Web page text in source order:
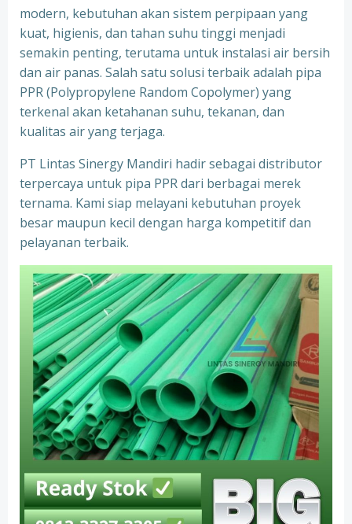
modern, kebutuhan akan sistem perpipaan yang
kuat, higienis, dan tahan suhu tinggi menjadi
semakin penting, terutama untuk instalasi air bersih
dan air panas. Salah satu solusi terbaik adalah pipa
PPR (Polypropylene Random Copolymer) yang
terkenal akan ketahanan suhu, tekanan, dan
kualitas air yang terjaga.
PT Lintas Sinergy Mandiri hadir sebagai distributor
terpercaya untuk pipa PPR dari berbagai merek
ternama. Kami siap melayani kebutuhan proyek
besar maupun kecil dengan harga kompetitif dan
pelayanan terbaik.